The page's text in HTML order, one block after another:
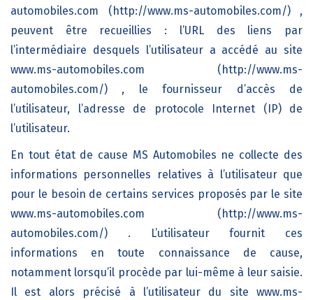
automobiles.com (http://www.ms-automobiles.com/) ,
peuvent être recueillies : l’URL des liens par
l’intermédiaire desquels l’utilisateur a accédé au site
www.ms-automobiles.com (http://www.ms-
automobiles.com/) , le fournisseur d’accès de
l’utilisateur, l’adresse de protocole Internet (IP) de
l’utilisateur.
En tout état de cause MS Automobiles ne collecte des
informations personnelles relatives à l’utilisateur que
pour le besoin de certains services proposés par le site
www.ms-automobiles.com (http://www.ms-
automobiles.com/) . L’utilisateur fournit ces
informations en toute connaissance de cause,
notamment lorsqu’il procède par lui-même à leur saisie.
Il est alors précisé à l’utilisateur du site www.ms-